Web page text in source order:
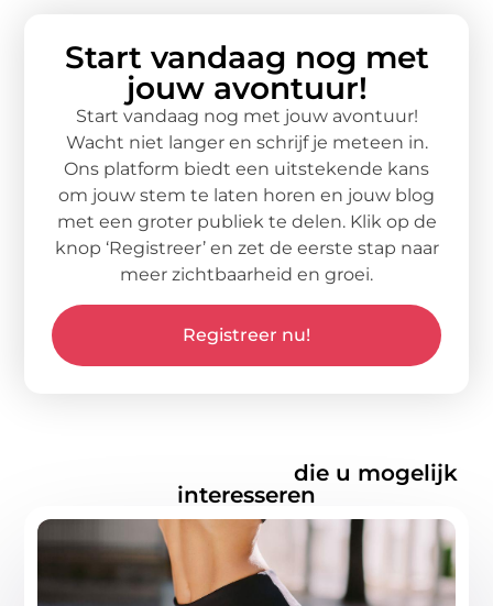
Start vandaag nog met
jouw avontuur!
Start vandaag nog met jouw avontuur!
Wacht niet langer en schrijf je meteen in.
Ons platform biedt een uitstekende kans
om jouw stem te laten horen en jouw blog
met een groter publiek te delen. Klik op de
knop ‘Registreer’ en zet de eerste stap naar
meer zichtbaarheid en groei.
Registreer nu!
die u mogelijk
interesseren